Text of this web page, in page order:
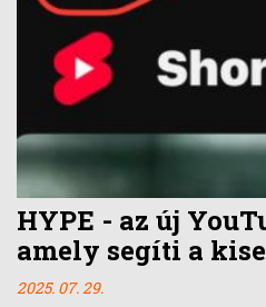
HYPE - az új
amely segíti a
2025. 07. 29.